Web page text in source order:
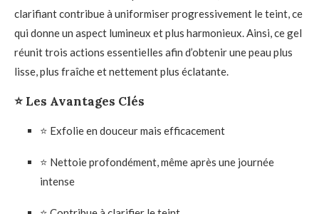
clarifiant contribue à uniformiser progressivement le teint, ce
qui donne un aspect lumineux et plus harmonieux. Ainsi, ce gel
réunit trois actions essentielles afin d’obtenir une peau plus
lisse, plus fraîche et nettement plus éclatante.
⭐ Les Avantages Clés
⭐ Exfolie en douceur mais efficacement
⭐ Nettoie profondément, même après une journée
intense